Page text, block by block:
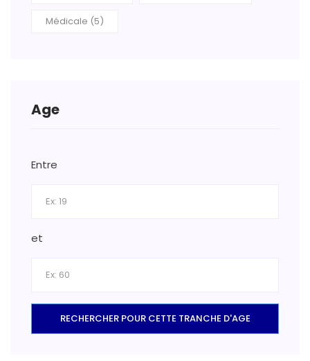
Médicale (5)
Age
Entre
et
RECHERCHER POUR CETTE TRANCHE D'AGE